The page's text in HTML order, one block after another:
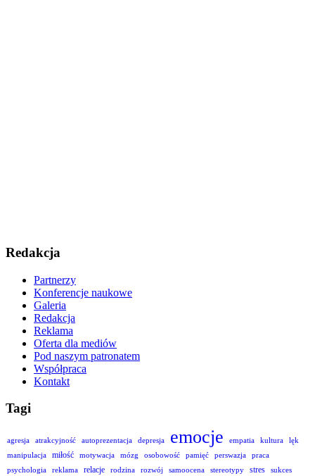
Redakcja
Partnerzy
Konferencje naukowe
Galeria
Redakcja
Reklama
Oferta dla mediów
Pod naszym patronatem
Współpraca
Kontakt
Tagi
agresja atrakcyjność autoprezentacja depresja emocje empatia kultura
lęk
manipulacja
miłość motywacja mózg osobowość pamięć perswazja
praca
psychologia
reklama relacje rodzina rozwój samoocena stereotypy stres sukces